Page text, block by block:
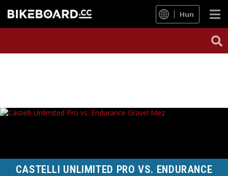
Hun
CASTELLI UNLIMITED PRO VS. ENDURANCE